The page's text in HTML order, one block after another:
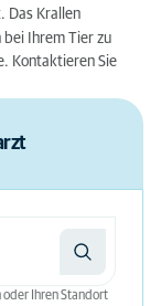
Das Krallen
bei Ihrem Tier zu
Kontaktieren Sie
oder Ihren Standort